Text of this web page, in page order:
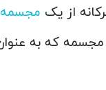
از یک
که به